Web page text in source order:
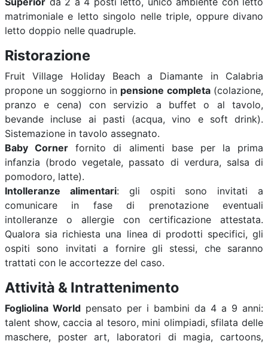
matrimoniale e letto singolo nelle triple, oppure divano
letto doppio nelle quadruple.
Ristorazione
Fruit Village Holiday Beach a Diamante in Calabria
propone un soggiorno in pensione completa(colazione,
pranzo e cena) con servizio a buffet o al tavolo,
bevande incluse ai pasti (acqua, vino e soft drink).
Sistemazione in tavolo assegnato.
Baby Corner fornito di alimenti base per la prima
infanzia (brodo vegetale, passato di verdura, salsa di
pomodoro, latte).
Intolleranze alimentari: gli ospiti sono invitati a
comunicare in fase di prenotazione eventuali
intolleranze o allergie con certificazione attestata.
Qualora sia richiesta una linea di prodotti specifici, gli
ospiti sono invitati a fornire gli stessi, che saranno
trattati con le accortezze del caso.
Attività & Intrattenimento
Fogliolina World pensato per i bambini da 4 a 9 anni:
talent show, caccia al tesoro, mini olimpiadi, sfilata delle
maschere, poster art, laboratori di magia, cartoons,